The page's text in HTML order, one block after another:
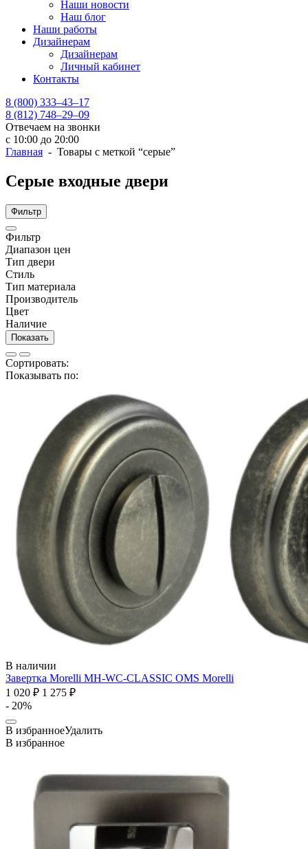
Наши новости
Наш блог
Наши работы
Дизайнерам
Дизайнерам
Личный кабинет
Контакты
8 (800) 333–43–17
8 (812) 748–29–09
Отвечаем на звонки
с 10:00 до 20:00
Главная - Товары с меткой “серые”
Серые входные двери
Фильтр
Фильтр
Диапазон цен
Тип двери
Стиль
Тип материала
Производитель
Цвет
Наличие
Показать
Сортировать:
Показывать по:
В наличии
Завертка Morelli MH-WC-CLASSIC OMS Morelli
1 020 ₽ 1 275 ₽
- 20%
В избранноеУдалить
В избранное